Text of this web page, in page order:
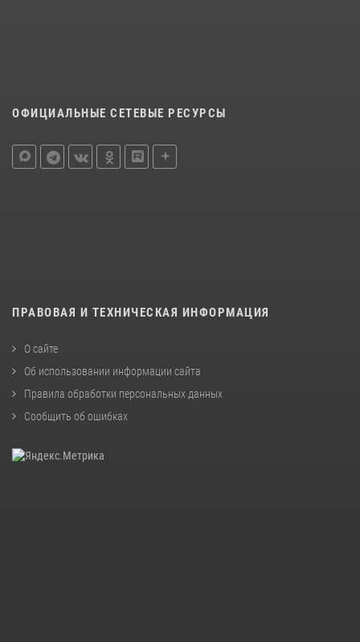
ОФИЦИАЛЬНЫЕ СЕТЕВЫЕ РЕСУРСЫ
ПРАВОВАЯ И ТЕХНИЧЕСКАЯ ИНФОРМАЦИЯ
О сайте
Об использовании информации сайта
Правила обработки персональных данных
Сообщить об ошибках